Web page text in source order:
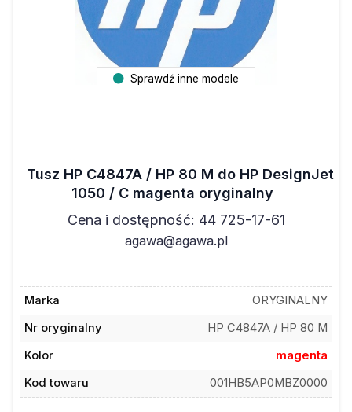
Sprawdź inne modele
Tusz HP C4847A / HP 80 M do HP DesignJet
1050 / C magenta oryginalny
Cena i dostępność: 44 725-17-61
agawa@agawa.pl
Marka
ORYGINALNY
Nr oryginalny
HP C4847A / HP 80 M
Kolor
magenta
Kod towaru
001HB5AP0MBZ0000